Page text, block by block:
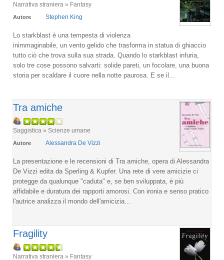
Narrativa straniera » Fantasy
Autore Stephen King
Lo starkblast è una tempesta di violenza
inimmaginabile, un vento gelido che trasforma in statua di ghiaccio
tutto ciò che trova sulla sua strada. Quando lo starkblast infuria,
solo tre cose possono salvarti: solide pareti, un focolare, una buona
storia per scaldare il cuore nella notte paurosa. E se il...
Tra amiche
Saggistica » Scienze umane
Autore Alessandra De Vizzi
La presentazione e le recensioni di Tra amiche, opera di Alessandra
De Vizzi edita da Sperling & Kupfer. Una rete di vere amicizie ci
protegge da qualunque "caduta" e, se ben sviluppata, è più
affidabile e duratura dei rapporti amorosi. Con ironia e senso pratico
l'autrice analizza il mondo dell'amicizia...
Fragility
Narrativa straniera » Fantasy